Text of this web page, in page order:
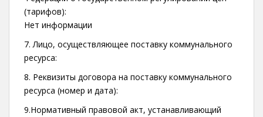
(тарифов):
Нет информации
7. Лицо, осуществляющее поставку коммунального
ресурса:
8. Реквизиты договора на поставку коммунального
ресурса (номер и дата):
9.Нормативный правовой акт, устанавливающий